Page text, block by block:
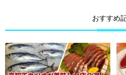
おすすめ